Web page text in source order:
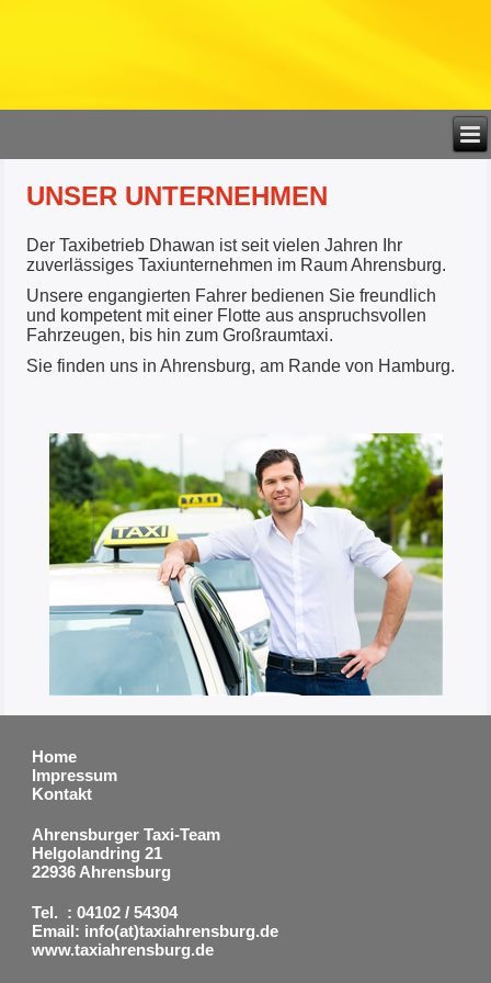
UNSER UNTERNEHMEN
Der Taxibetrieb Dhawan ist seit vielen Jahren Ihr
zuverlässiges Taxiunternehmen im Raum Ahrensburg.
Unsere engangierten Fahrer bedienen Sie freundlich
und kompetent mit einer Flotte aus anspruchsvollen
Fahrzeugen, bis hin zum Großraumtaxi.
Sie finden uns in Ahrensburg, am Rande von Hamburg.
Home
Impressum
Kontakt
Ahrensburger Taxi-Team
Helgolandring 21
22936 Ahrensburg
Tel. : 04102 / 54304
Email: info(at)taxiahrensburg.de
www.taxiahrensburg.de